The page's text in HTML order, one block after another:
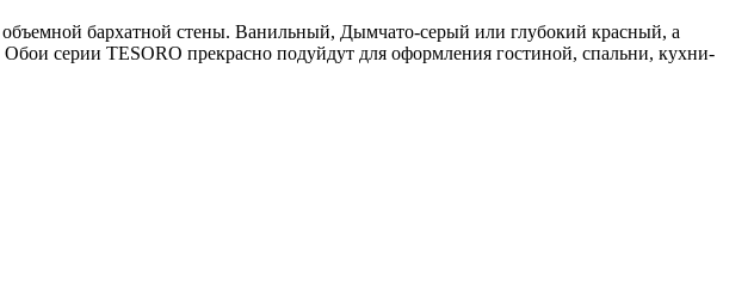
бархатной стены. Ванильный, Дымчато-серый или глубокий красный, а
серии TESORO прекрасно подуйдут для оформления гостиной, спальни, кухни-